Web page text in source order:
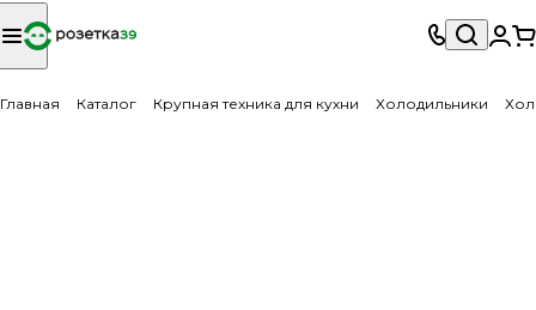
Главная Каталог Крупная техника для кухни Холодильники